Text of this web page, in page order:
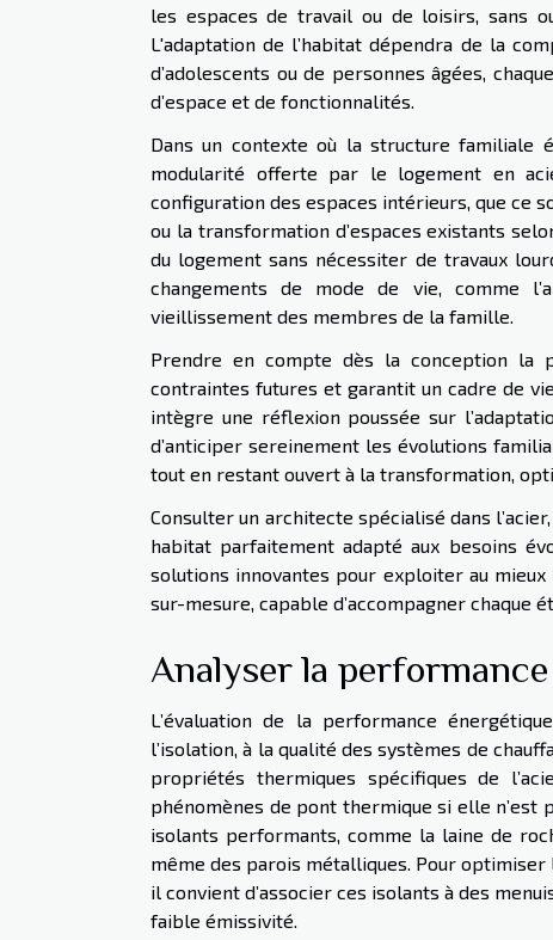
les espaces de travail ou de loisirs, sans
L'adaptation de l’habitat dépendra de la
d’adolescents ou de personnes âgées,
d’espace et de fonctionnalités.
Dans un contexte où la structure
modularité offerte par le logement en
configuration des espaces intérieurs, que ce
ou la transformation d’espaces existants
du logement sans nécessiter de travaux
changements de mode de vie, comme
vieillissement des membres de la famille.
Prendre en compte dès la conception la
contraintes futures et garantit un cadre de
intègre une réflexion poussée sur
d’anticiper sereinement les évolutions
tout en restant ouvert à la transformation,
Consulter un architecte spécialisé dans
habitat parfaitement adapté aux besoins
solutions innovantes pour exploiter au
sur-mesure, capable d’accompagner
Analyser la
L’évaluation de la performance
l’isolation, à la qualité des systèmes de
propriétés thermiques spécifiques de
phénomènes de pont thermique si elle
isolants performants, comme la laine de
même des parois métalliques. Pour
il convient d’associer ces isolants à des
faible émissivité.